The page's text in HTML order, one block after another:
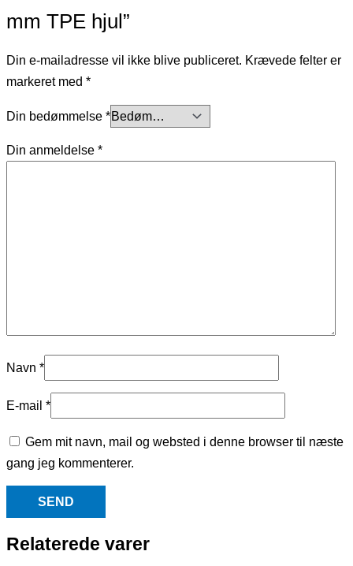
mm TPE hjul”
Din e-mailadresse vil ikke blive publiceret. Krævede felter er
markeret med *
Din bedømmelse *
Din anmeldelse *
Navn *
E-mail *
Gem mit navn, mail og websted i denne browser til næste
gang jeg kommenterer.
Relaterede varer